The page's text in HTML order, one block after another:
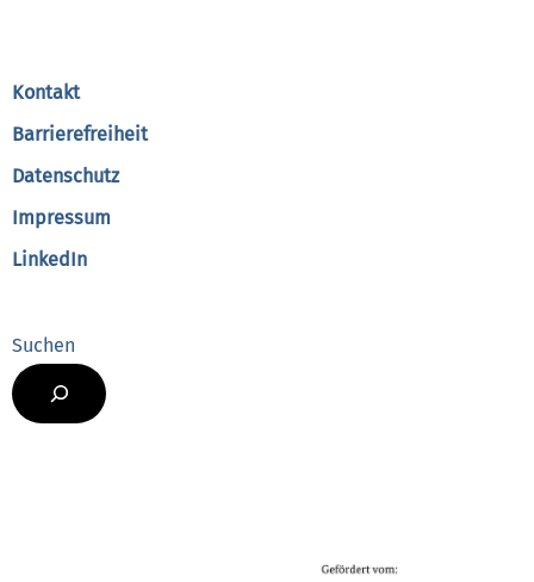
Kontakt
Barrierefreiheit
Datenschutz
Impressum
LinkedIn
Suchen